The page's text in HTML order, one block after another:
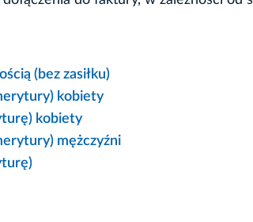
(bez zasiłku)
kobiety
kobiety
mężczyźni